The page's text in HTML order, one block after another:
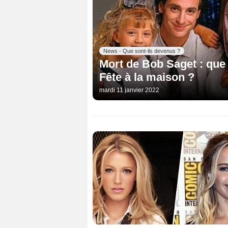
News - Que sont-ils devenus ?
Mort de Bob Saget :
Fête à la maison ?
mardi 11 janvier 2022